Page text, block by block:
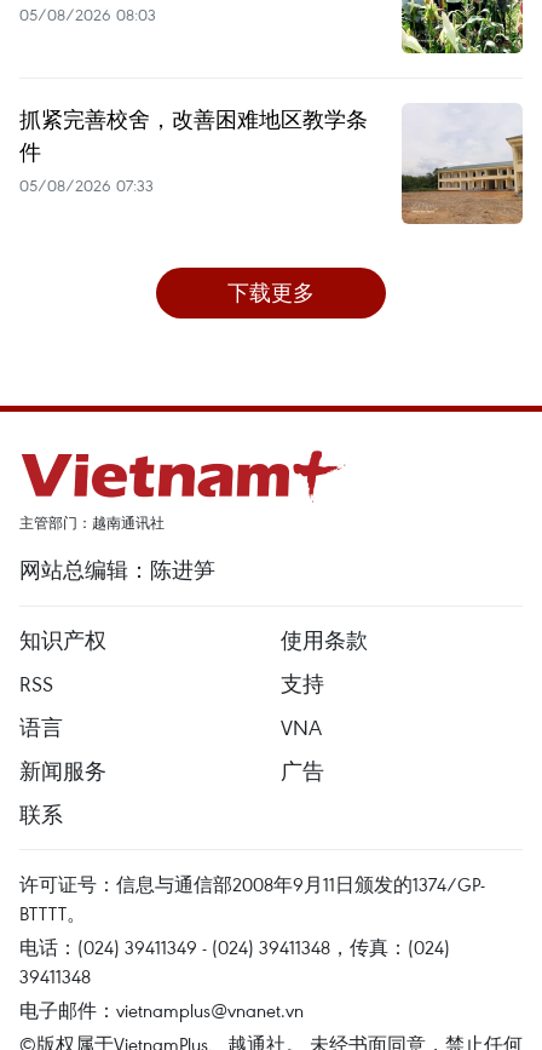
05/08/2026 08:03
抓紧完善校舍，改善困难地区教学条
件
05/08/2026 07:33
下载更多
主管部门：越南通讯社
网站总编辑：陈进笋
知识产权
使用条款
RSS
支持
语言
VNA
新闻服务
广告
联系
许可证号：信息与通信部2008年9月11日颁发的1374/GP-
BTTTT。
电话：(024) 39411349 - (024) 39411348，传真：(024)
39411348
电子邮件： vietnamplus@vnanet.vn
©版权属于VietnamPlus、越通社。 未经书面同意，禁止任何